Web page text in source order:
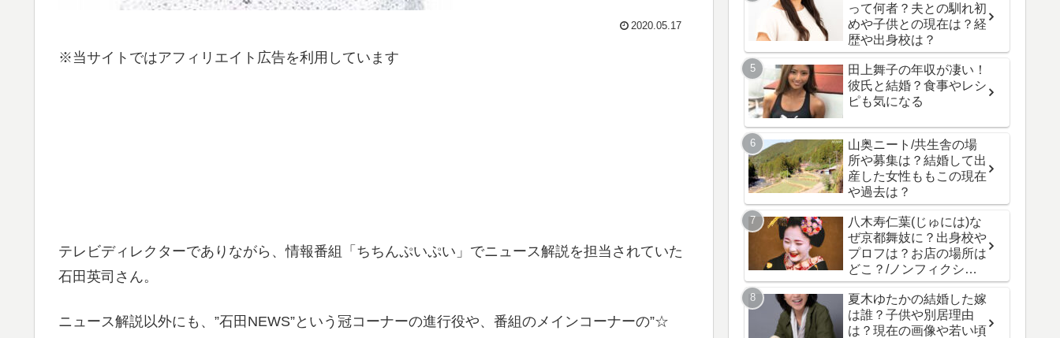
2020.05.17
※当サイトではアフィリエイト広告を利用しています
テレビディレクターでありながら、情報番組「ちちんぷいぷい」でニュース解説を担当されていた
石田英司さん。
ニュース解説以外にも、”石田NEWS”という冠コーナーの進行役や、番組のメインコーナーの”☆
って何者？夫との馴れ初
めや子供との現在は？経
歴や出身校は？
田上舞子の年収が凄い！
彼氏と結婚？食事やレシ
ピも気になる
山奥ニート/共生舎の場
所や募集は？結婚して出
産した女性ももこの現在
や過去は？
八木寿仁葉(じゅには)な
ぜ京都舞妓に？出身校や
プロフは？お店の場所は
どこ？/ノンフィクショ
ン
夏木ゆたかの結婚した嫁
は誰？子供や別居理由
は？現在の画像や若い頃